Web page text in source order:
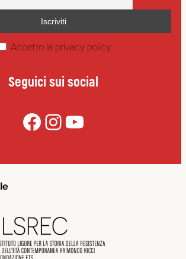
Accetto la privacy policy
Seguici sui social
Facebook InstagramYouTube